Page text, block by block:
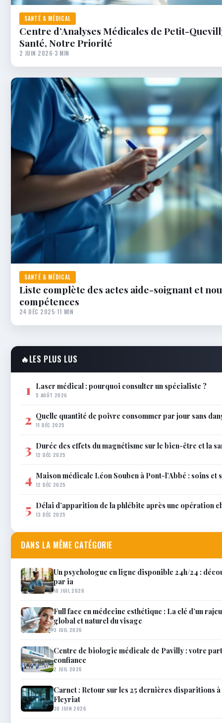
SANTÉ & MÉDICAL
Centre d’Analyses Médicales de Petit-
Santé, Notre Priorité
2 JUIN 2026·3 MIN
SANTÉ & MÉDICAL
Liste complète des actes aide-soignant et
compétences
24 DÉC 2025·11 MIN
🔥LES PLUS LUS
1 Laser médical : pourquoi consulter un spécialiste ?
5 AOÛT 2026
2 Quelle quantité de poivre consommer par jour sans
11 DÉC 2025
3 Durée des effets du magnétisme sur le bien-être et la
12 DÉC 2025
4 Maison médicale Léon Souben à Pont-l’Abbé : soins et
12 DÉC 2025
5 Délai d’apparition de la phlébite après une opération
13 DÉC 2025
DANS LA MÊME CATÉGORIE
Un psychologue en ligne disponible 24h/24 :
par ia
10 JUIL 2026
Full face en médecine esthétique : La clé d’un
global et naturel du visage
3 JUIL 2026
Centre de biologie médicale de Pavilly : votre
confiance
2 JUIL 2026
Carnet : Retour sur les 25 dernières disparitions à
Fleyriat
30 JUIN 2026